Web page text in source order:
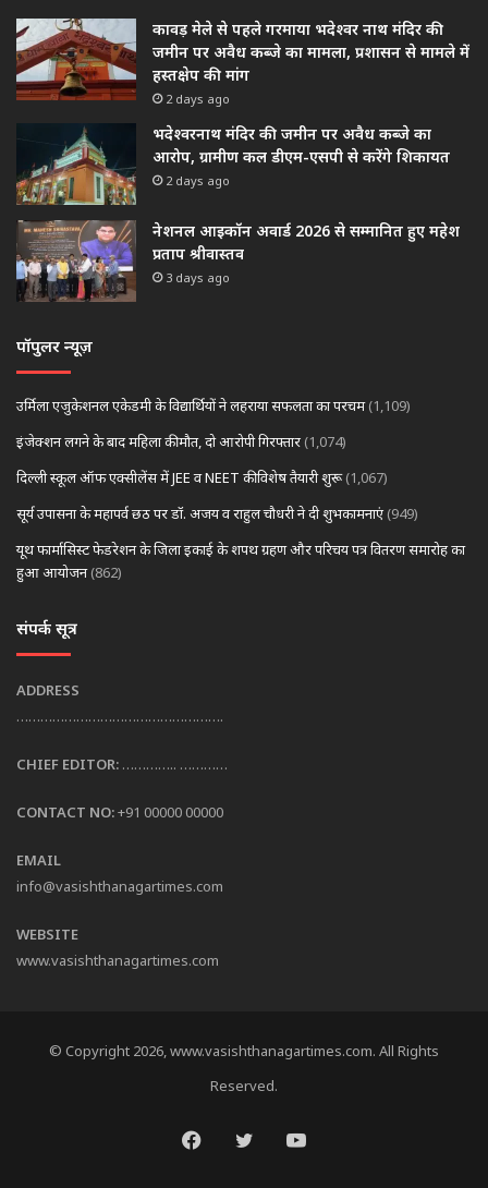
कावड़ मेले से पहले गरमाया भदेश्वर नाथ मंदिर की
जमीन पर अवैध कब्जे का मामला, प्रशासन से मामले में
हस्तक्षेप की मांग
2 days ago
भदेश्वरनाथ मंदिर की जमीन पर अवैध कब्जे का
आरोप, ग्रामीण कल डीएम-एसपी से करेंगे शिकायत
2 days ago
नेशनल आइकॉन अवार्ड 2026 से सम्मानित हुए महेश
प्रताप श्रीवास्तव
3 days ago
पॉपुलर न्यूज़
उर्मिला एजुकेशनल एकेडमी के विद्यार्थियों ने लहराया सफलता का परचम (1,109)
इंजेक्शन लगने के बाद महिला की मौत, दो आरोपी गिरफ्तार (1,074)
दिल्ली स्कूल ऑफ एक्सीलेंस में JEE व NEET की विशेष तैयारी शुरू (1,067)
सूर्य उपासना के महापर्व छठ पर डॉ. अजय व राहुल चौधरी ने दी शुभकामनाएं (949)
यूथ फार्मासिस्ट फेडरेशन के जिला इकाई के शपथ ग्रहण और परिचय पत्र वितरण समारोह का
हुआ आयोजन (862)
संपर्क सूत्र
ADDRESS
…………………………………………….
CHIEF EDITOR: ………….. …………
CONTACT NO:+91 00000 00000
EMAIL
info@vasishthanagartimes.com
WEBSITE
www.vasishthanagartimes.com
© Copyright 2026, www.vasishthanagartimes.com. All Rights
Reserved.
Facebook
TwitterYouTube